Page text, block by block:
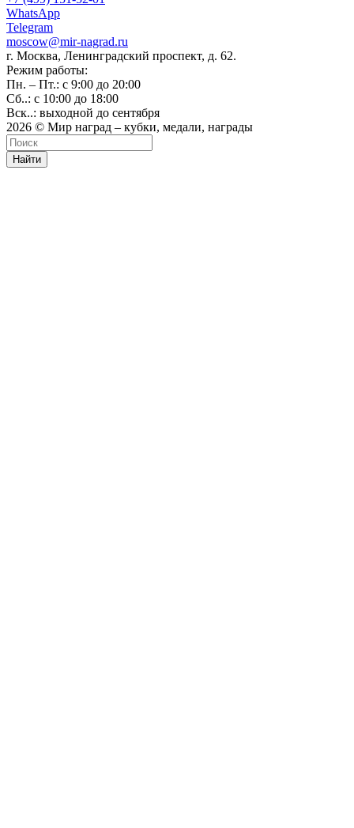
WhatsApp
Telegram
moscow@mir-nagrad.ru
г. Москва, Ленинградский проспект, д. 62.
Режим работы:
Пн. – Пт.: с 9:00 до 20:00
Сб..: с 10:00 до 18:00
Вск..: выходной до сентября
2026 © Мир наград – кубки, медали, награды
Найти